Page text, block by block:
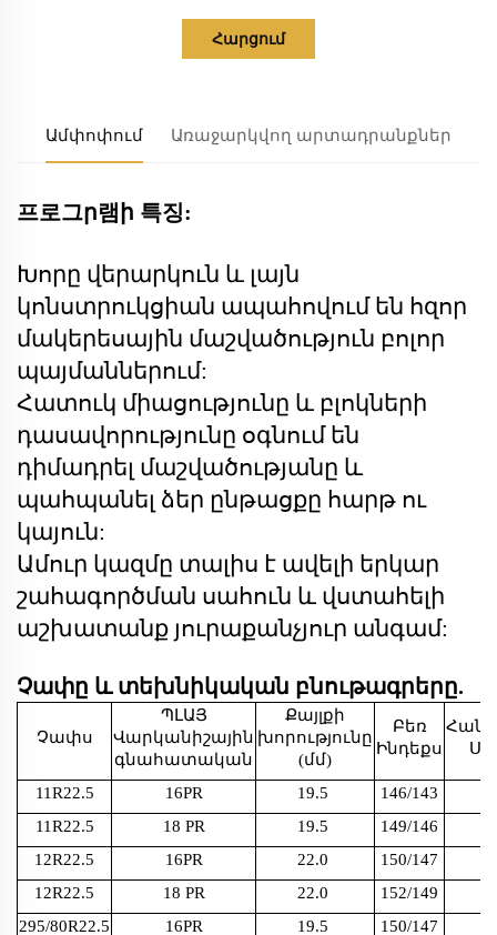
Հարցում
Ամփոփում Առաջարկվող արտադրանքներ
프로그ր램ի 특징:
Խորը վերարկուն և լայն
կոնստրուկցիան ապահովում են հզոր
մակերեսային մաշվածություն բոլոր
պայմաններում:
Հատուկ միացությունը և բլոկների
դասավորությունը օգնում են
դիմադրել մաշվածությանը և
պահպանել ձեր ընթացքը հարթ ու
կայուն:
Ամուր կազմը տալիս է ավելի երկար
շահագործման սահուն և վստահելի
աշխատանք յուրաքանչյուր անգամ:
Չափը և տեխնիկական բնութագրերը.
Չափս
ՊԼԱՅ
Վարկանիշային
գնահատական
Քայլքի
խորությունը
(մմ)
Բեռ
Ինդեքս
11R22.5 16PR 19.5 146/143
11R22.5
18 PR 19.5 149/146
12R22.5
16PR 22.0 150/147
12R22.5
18 PR 22.0 152/149
295/80R22.5
16PR 19.5 150/147